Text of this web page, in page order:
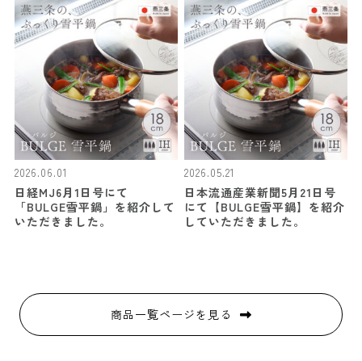
2026.06.01
日経MJ6月1日号にて
「BULGE雪平鍋」を紹介して
いただきました。
2026.05.21
日本流通産業新聞5月21日号
にて【BULGE雪平鍋】を紹介
していただきました。
商品一覧ページを見る